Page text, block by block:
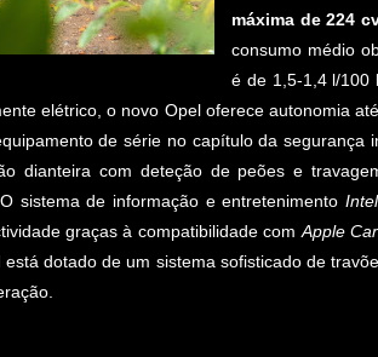
máxima de 224
consumo médio
é de 1,5-1,4 l/100
elétrico, o novo Opel oferece autonomia
de série no capítulo da segurança
dianteira com deteção de peões e
sistema de informação e entretenimento
graças à compatibilidade com Apple
dotado de um sistema sofisticado de